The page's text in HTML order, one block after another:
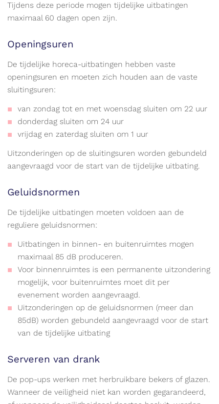
Tijdens deze periode mogen tijdelijke uitbatingen
maximaal 60 dagen open zijn.
Openingsuren
De tijdelijke horeca-uitbatingen hebben vaste
openingsuren en moeten zich houden aan de vaste
sluitingsuren:
van zondag tot en met woensdag sluiten om 22 uur
donderdag sluiten om 24 uur
vrijdag en zaterdag sluiten om 1 uur
Uitzonderingen op de sluitingsuren worden gebundeld
aangevraagd voor de start van de tijdelijke uitbating.
Geluidsnormen
De tijdelijke uitbatingen moeten voldoen aan de
reguliere geluidsnormen:
Uitbatingen in binnen- en buitenruimtes mogen
maximaal 85 dB produceren.
Voor binnenruimtes is een permanente uitzondering
mogelijk, voor buitenruimtes moet dit per
evenement worden aangevraagd.
Uitzonderingen op de geluidsnormen (meer dan
85dB) worden gebundeld aangevraagd voor de start
van de tijdelijke uitbating
Serveren van drank
De pop-ups werken met herbruikbare bekers of glazen.
Wanneer de veiligheid niet kan worden gegarandeerd,